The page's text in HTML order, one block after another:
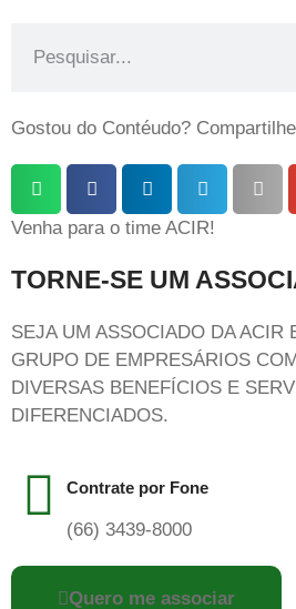
Gostou do Contéudo? Compartilhe
Venha para o time ACIR!
TORNE-SE UM
SEJA UM ASSOCIADO DA ACIR
GRUPO DE EMPRESÁRIOS
DIVERSAS BENEFÍCIOS E
DIFERENCIADOS.
Contrate por Fone
(66) 3439-8000
Quero me associar